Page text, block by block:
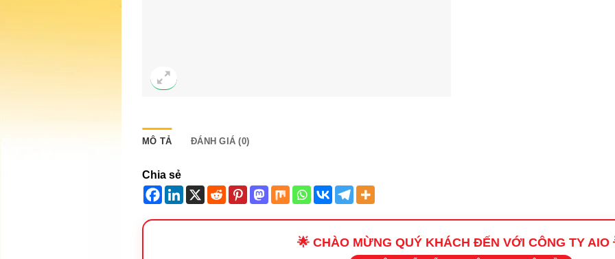
MÔ TẢ ĐÁNH GIÁ (0)
Chia sẻ
🌟 CHÀO MỪNG QUÝ KHÁCH ĐẾN VỚI CÔNG TY AIO